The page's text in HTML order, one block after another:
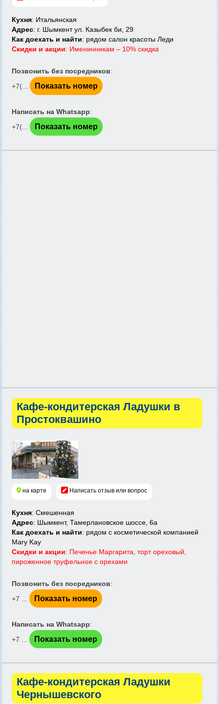
Кухня: Итальянская
Адрес: г. Шымкент ул. Казыбек би, 29
Как доехать и найти: рядом салон красоты Леди
Скидки и акции: Именинникам – 10% скидка
Позвонить без посредников:
+7(...
Показать номер
Написать на Whatsapp:
+7(...
Показать номер
Кафе-кондитерская Ладушки в
Простоквашино
на карте Написать отзыв или вопрос
Кухня: Смешенная
Адрес: Шымкент, Тамерлановское шоссе, 6а
Как доехать и найти: рядом с косметической компанией
Mary Kay
Скидки и акции: Печенье Маргарита, торт ореховый,
пироженное труфельное с орехами
Позвонить без посредников:
+7 ...
Показать номер
Написать на Whatsapp:
+7 ...
Показать номер
Кафе-кондитерская Ладушки
Чернышевского